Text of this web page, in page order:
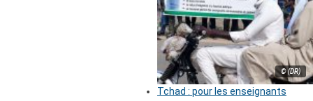
© (DR)
Tchad : pour les enseignants